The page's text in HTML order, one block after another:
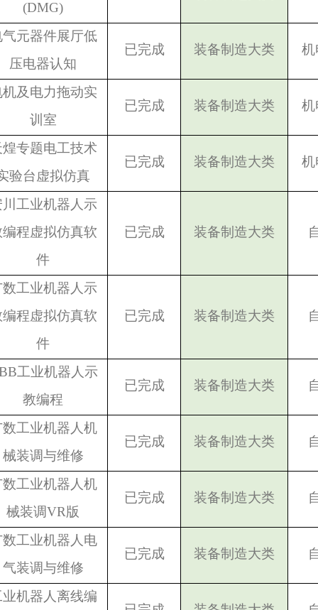
(DMG)
元器件展厅低
压电器认知
已完成 装备制造大类 机
及电力拖动实
训室
已完成 装备制造大类 机
专题电工技术
验台虚拟仿真
已完成 装备制造大类 机
工业机器人示
程虚拟仿真软
件
已完成 装备制造大类
工业机器人示
程虚拟仿真软
件
已完成 装备制造大类
工业机器人示
教编程
已完成 装备制造大类
工业机器人机
械装调与维修
已完成 装备制造大类
工业机器人机
械装调VR版
已完成 装备制造大类
工业机器人电
气装调与维修
已完成 装备制造大类
机器人离线编